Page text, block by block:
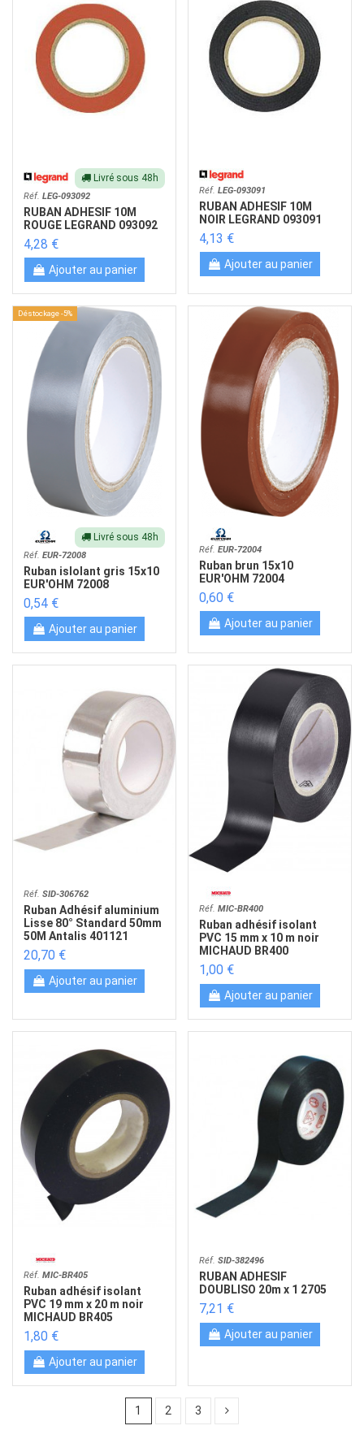
Livré sous 48h
Réf.LEG-093092
RUBAN ADHESIF 10M
ROUGE LEGRAND 093092
4,28 €
Ajouter au panier
Réf.LEG-093091
RUBAN ADHESIF 10M
NOIR LEGRAND 093091
4,13 €
Ajouter au panier
Déstockage -5%
Livré sous 48h
Réf.EUR-72008
Ruban islolant gris 15x10
EUR'OHM 72008
0,54 €
Ajouter au panier
Réf.EUR-72004
Ruban brun 15x10
EUR'OHM 72004
0,60 €
Ajouter au panier
Réf.SID-306762
Ruban Adhésif aluminium
Lisse 80° Standard 50mm
50M Antalis 401121
20,70 €
Ajouter au panier
Réf.MIC-BR400
Ruban adhésif isolant
PVC 15 mm x 10 m noir
MICHAUD BR400
1,00 €
Ajouter au panier
Réf.MIC-BR405
Ruban adhésif isolant
PVC 19 mm x 20 m noir
MICHAUD BR405
1,80 €
Ajouter au panier
Réf.SID-382496
RUBAN ADHESIF
DOUBLISO 20m x 1 2705
7,21 €
Ajouter au panier
1 2 3